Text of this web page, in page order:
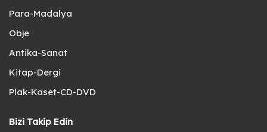
Para-Madalya
Obje
Antika-Sanat
Kitap-Dergi
Plak-Kaset-CD-DVD
Bizi Takip Edin